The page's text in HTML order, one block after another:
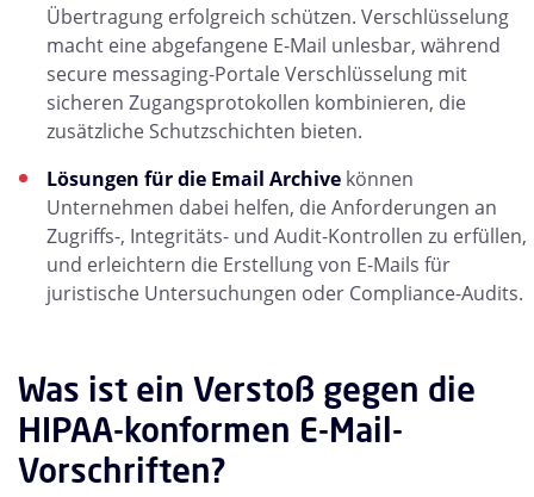
Übertragung erfolgreich schützen. Verschlüsselung
macht eine abgefangene E-Mail unlesbar, während
secure messaging-Portale Verschlüsselung mit
sicheren Zugangsprotokollen kombinieren, die
zusätzliche Schutzschichten bieten.
Lösungen für die Email Archive können
Unternehmen dabei helfen, die Anforderungen an
Zugriffs-, Integritäts- und Audit-Kontrollen zu erfüllen,
und erleichtern die Erstellung von E-Mails für
juristische Untersuchungen oder Compliance-Audits.
Was ist ein Verstoß gegen die
HIPAA-konformen E-Mail-
Vorschriften?